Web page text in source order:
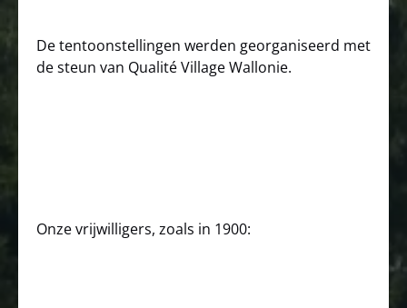
De tentoonstellingen werden georganiseerd met
de steun van Qualité Village Wallonie.
Onze vrijwilligers, zoals in 1900: